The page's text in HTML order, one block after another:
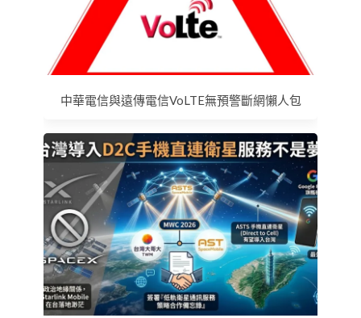
中華電信與遠傳電信VoLTE無預警斷網懶人包